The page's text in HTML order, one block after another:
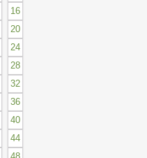
16
20
24
28
32
36
40
44